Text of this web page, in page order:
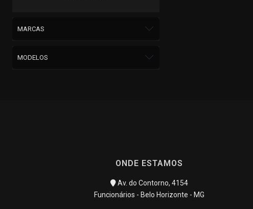
MARCAS
MODELOS
ONDE ESTAMOS
Av. do Contorno, 4154
Funcionários - Belo Horizonte - MG